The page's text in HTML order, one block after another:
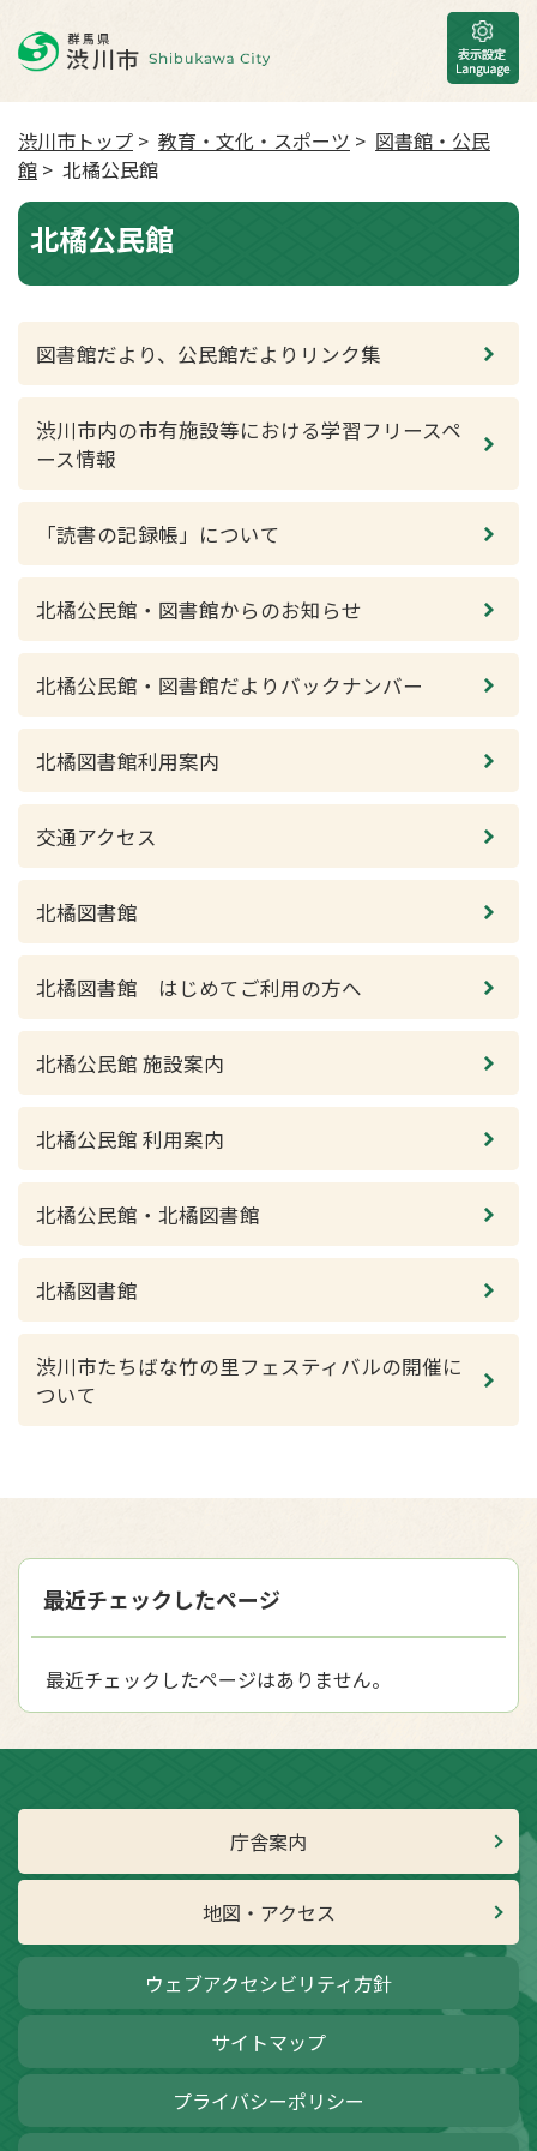
渋川市トップ > 教育・文化・スポーツ > 図書館・公民
館 > 北橘公民館
北橘公民館
図書館だより、公民館だよりリンク集
渋川市内の市有施設等における学習フリースペ
ース情報
「読書の記録帳」について
北橘公民館・図書館からのお知らせ
北橘公民館・図書館だよりバックナンバー
北橘図書館利用案内
交通アクセス
北橘図書館
北橘図書館 はじめてご利用の方へ
北橘公民館 施設案内
北橘公民館 利用案内
北橘公民館・北橘図書館
北橘図書館
渋川市たちばな竹の里フェスティバルの開催に
ついて
最近チェックしたページ
最近チェックしたページはありません。
庁舎案内
地図・アクセス
ウェブアクセシビリティ方針
サイトマップ
プライバシーポリシー